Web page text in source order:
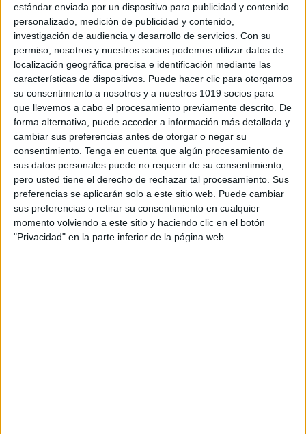
estándar enviada por un dispositivo para publicidad y contenido
personalizado, medición de publicidad y contenido,
investigación de audiencia y desarrollo de servicios. Con su
permiso, nosotros y nuestros socios podemos utilizar datos de
localización geográfica precisa e identificación mediante las
características de dispositivos. Puede hacer clic para otorgarnos
su consentimiento a nosotros y a nuestros 1019 socios para
que llevemos a cabo el procesamiento previamente descrito. De
forma alternativa, puede acceder a información más detallada y
cambiar sus preferencias antes de otorgar o negar su
consentimiento. Tenga en cuenta que algún procesamiento de
sus datos personales puede no requerir de su consentimiento,
pero usted tiene el derecho de rechazar tal procesamiento. Sus
preferencias se aplicarán solo a este sitio web. Puede cambiar
sus preferencias o retirar su consentimiento en cualquier
momento volviendo a este sitio y haciendo clic en el botón
"Privacidad" en la parte inferior de la página web.
ÚNETE A NUESTRO GRUPO EXCLUSIVO DE
WHATSAPP